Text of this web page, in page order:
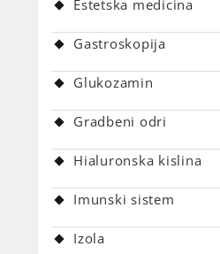
Estetska medicina
Gastroskopija
Glukozamin
Gradbeni odri
Hialuronska kislina
Imunski sistem
Izola